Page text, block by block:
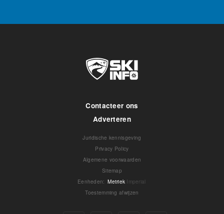
Contacteer ons
Adverteren
Juridische kennisgeving
Privacy Policy
Algemene voorwaarden
Sitemap
Eenheden: Metriek Imperial
Toestemming afwijzen